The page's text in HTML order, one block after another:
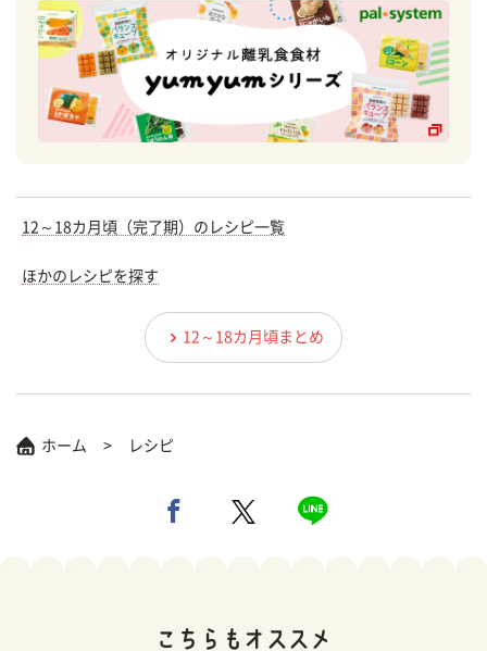
12～18カ月頃（完了期）のレシピ一覧
ほかのレシピを探す
12～18カ月頃まとめ
ホーム レシピ